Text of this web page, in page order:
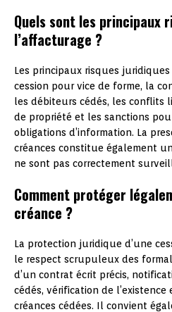
Quels sont les principaux
l’affacturage ?
Les principaux risques
cession pour vice de forme, la
les débiteurs cédés, les conflits
de propriété et les sanctions
obligations d’information. La
créances constitue également
ne sont pas correctement
Comment protéger
créance ?
La protection juridique d’une
le respect scrupuleux des
d’un contrat écrit précis,
cédés, vérification de
créances cédées. Il convient